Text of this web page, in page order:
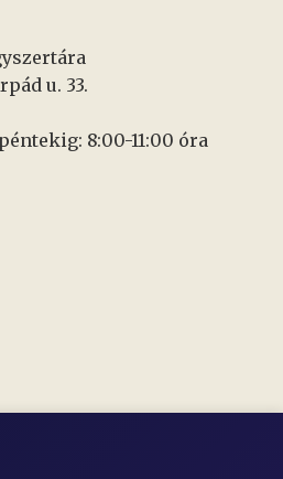
u. 33.
8:00-11:00 óra